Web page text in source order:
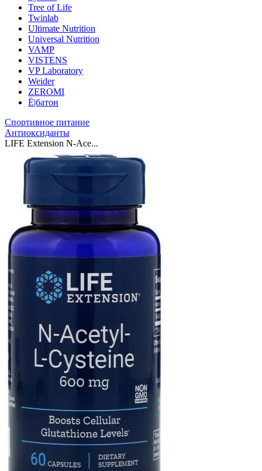
Tree of Life
Twinlab
Ultimate Nutrition
Universal Nutrition
VAMP
VISTENS
VP Laboratory
Weider
ZEROMI
Ё|батон
Спортивное питание
Антиоксиданты
LIFE Extension N-Ace...